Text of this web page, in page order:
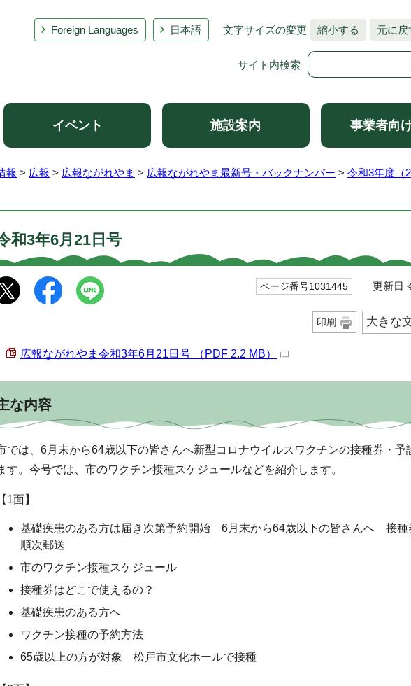
Foreign Languages 日本語 文字サイズの変更 縮小する 元に戻
サイト内検索
イベント 施設案内 事業者向
報 > 広報 > 広報ながれやま > 広報ながれやま最新号・バックナンバー > 令和3年度（
和3年6月21日号
ページ番号1031445 更新日
印刷 大きな
広報ながれやま令和3年6月21日号 （PDF 2.2 MB）
な内容
では、6月末から64歳以下の皆さんへ新型コロナウイルスワクチンの接種券・予
す。今号では、市のワクチン接種スケジュールなどを紹介します。
【1面】
基礎疾患のある方は届き次第予約開始 6月末から64歳以下の皆さんへ 接種
順次郵送
市のワクチン接種スケジュール
接種券はどこで使えるの？
基礎疾患のある方へ
ワクチン接種の予約方法
65歳以上の方が対象 松戸市文化ホールで接種